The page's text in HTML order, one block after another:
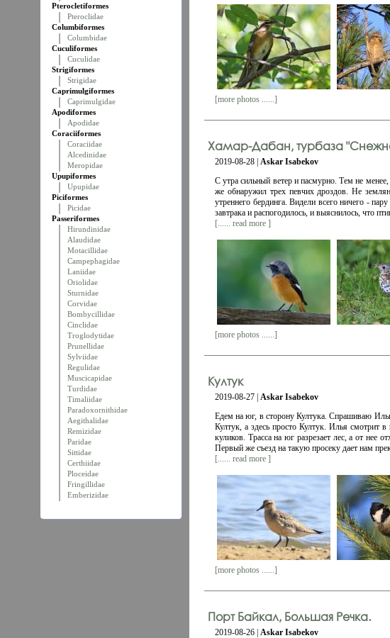
Pterocletiformes
Pteroclidae
Columbiformes
Columbidae
Cuculiformes
Cuculidae
Strigiformes
Strigidae
Caprimulgiformes
Caprimulgidae
Apodiformes
Apodidae
Coraciiformes
Coraciidae
Alcedinidae
Meropidae
Upupiformes
Upupidae
Piciformes
Picidae
Passeriformes
Hirundinidae
Alaudidae
Motacillidae
Campephagidae
Laniidae
Oriolidae
Sturnidae
Corvidae
Bombycillidae
Cinclidae
Troglodytidae
Prunellidae
Sylviidae
Regulidae
Muscicapidae
Turdidae
Timaliidae
Paradoxornithidae
Aegithalidae
Remizidae
Paridae
Sittidae
Certhiidae
Ploceidae
Fringillidae
Emberizidae
[more photos ......]
Хамар-Дабан, турбаза
2019-08-28 | Askar Isabekov
С утра сильный ветер и пасмурно. Тем не
же обнаружил трех певчих дроздов. Не
утреннего бердинга. Видели всего ничего -
завтрака и распогодилось, и выяснилось, что
[...... read more ]
[more photos ......]
Култук
2019-08-27 | Askar Isabekov
Едем на юг, в сторону Култука. Спрашиваю
Култук, а здесь просто Култук. Илья смотрит
куликов. Трасса на юг разрезает лес, а от нее
Первый же съезд на такую просеку дает нам
[...... read more ]
[more photos ......]
Порт Байкал, Большая Речка.
2019-08-26 | Askar Isabekov